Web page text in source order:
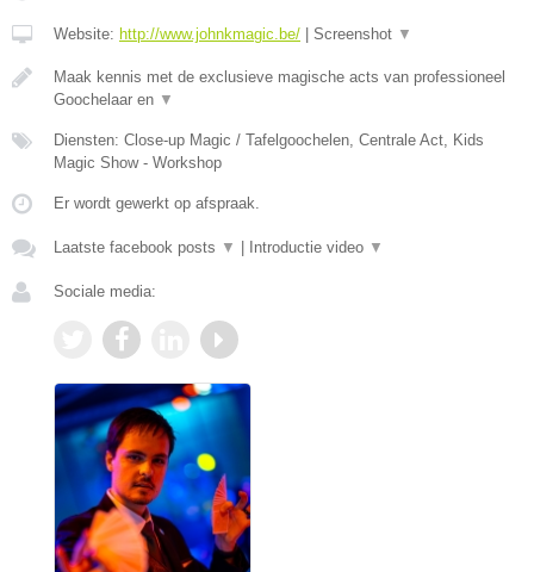
Website: http://www.johnkmagic.be/ Screenshot ▼
Maak kennis met de exclusieve magische acts van professioneel
Goochelaar en ▼
Diensten: Close-up Magic / Tafelgoochelen, Centrale Act, Kids
Magic Show - Workshop
Er wordt gewerkt op afspraak.
Laatste facebook posts ▼ Introductie video ▼
Sociale media: